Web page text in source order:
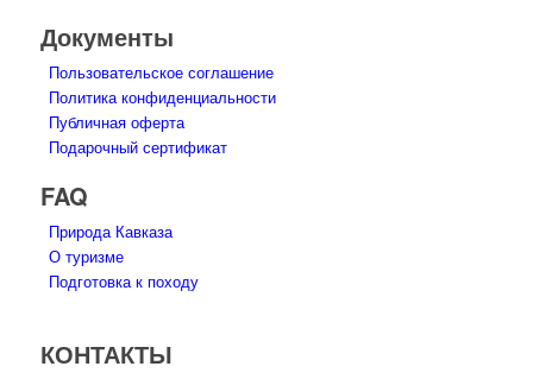
Документы
Пользовательское соглашение
Политика конфиденциальности
Публичная оферта
Подарочный сертификат
FAQ
Природа Кавказа
О туризме
Подготовка к походу
КОНТАКТЫ